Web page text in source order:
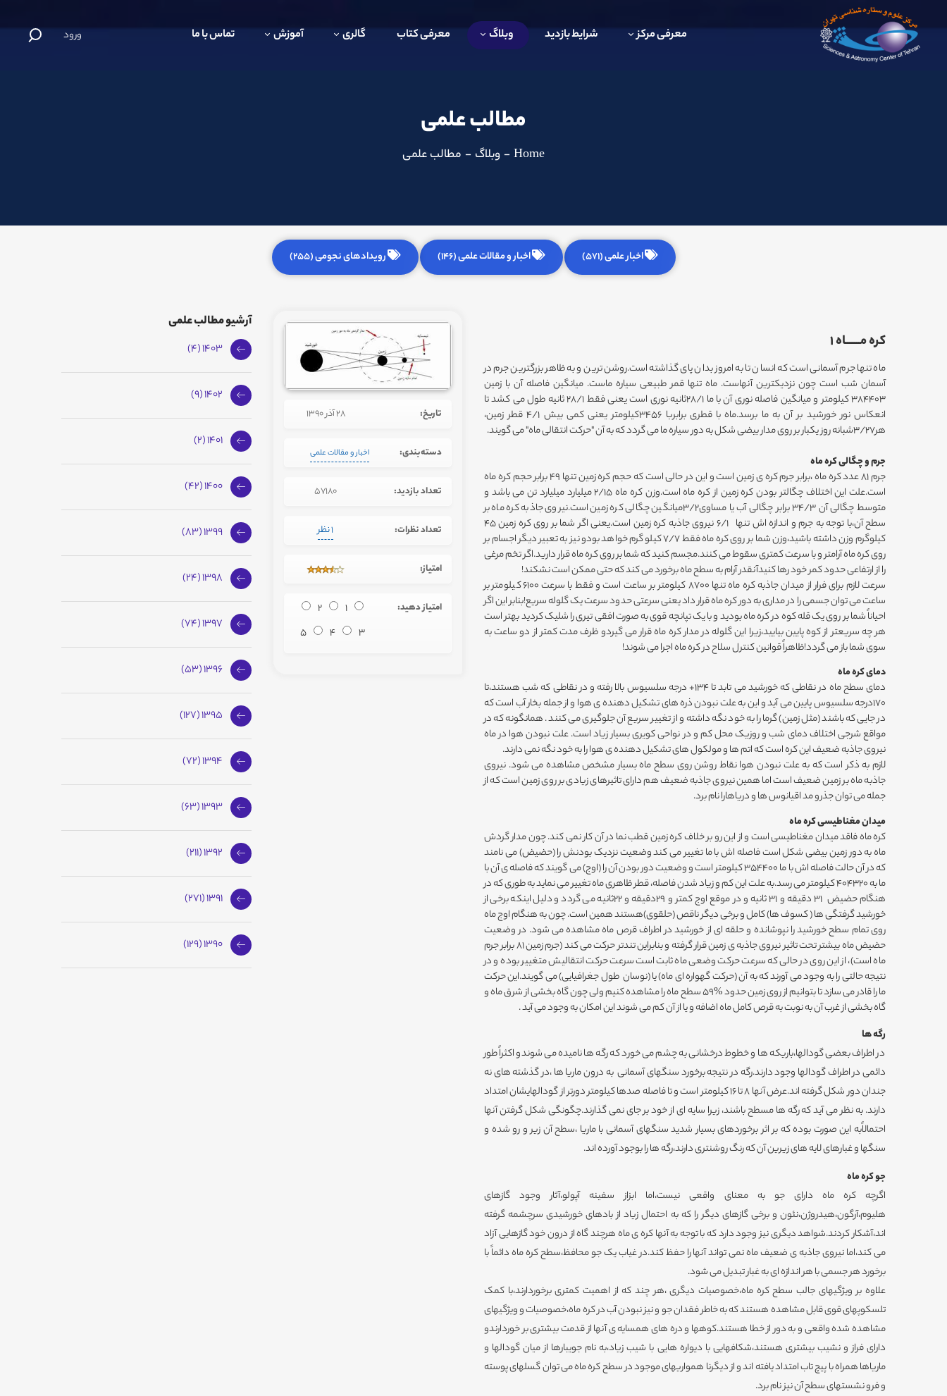
معرفی مرکز شرایط بازدید وبلاگ معرفی کتاب گالری آموزش تماس با ما ورود
مطالب علمی
Home
- وبلاگ - مطالب علمی
اخبار علمی (571) اخبار و مقالات علمی (146) رویدادهای نجومی (255)
کره مـــــــاه 1
ماه تنها جرم آسمانی است که انسان تا به امروز بدان پای گذاشته است.روشن ترین و به ظاهر بزرگترین جرم در
آسمان شب است چون نزدیکترین آنهاست. ماه تنها قمر طبیعی سیاره ماست. میانگین فاصله آن با زمین
384403 کیلومتر و میانگین فاصله نوری آن با ما 28/1ثانیه نوری است یعنی فقط 28/1 ثانیه طول می کشد تا
انعکاس نور خورشید بر آن به ما برسد.ماه با قطری برابربا 3456کیلومتر یعنی کمی بیش 4/1 قطر زمین،
هر3/27شبانه روز یکبار بر روی مدار بیضی شکل به دور سیاره ما می گردد که به آن "حرکت انتقالی ماه" می گویند.
جرم و چگالی کره ماه
جرم 81 عدد کره ماه ،برابر جرم کره ی زمین است و این در حالی است که حجم کره زمین تنها 49 برابر حجم کره ماه
است.علت این اختلاف چگالتر بودن کره زمین از کره ماه است.وزن کره ماه 2/15 میلیارد میلیارد تن می باشد و
متوسط چگالی آن 34/3 برابر چگالی آب یا مساوی3/2میانگین چگالی کره زمین است.نیروی جاذبه کره ماه بر
سطح آن،با توجه به جرم و اندازه اش تنها 6/1 نیروی جاذبه کره زمین است.یعنی اگر شما بر روی کره زمین 45
کیلوگرم وزن داشته باشید،وزن شما بر روی کره ماه فقط 7/7 کیلو گرم خواهد بودو نیز به تعبیر دیگر اجسام بر
روی کره ماه آرامتر و با سرعت کمتری سقوط می کنند.مجسم کنید که شما بر روی کره ماه قرار دارید.اگر تخم مرغی
را از ارتفاعی حدود کمر خود رها کنیدآنقدر آرام به سطح ماه برخورد می کند که حتی ممکن است نشکند!
سرعت لازم برای فرار از میدان جاذبه کره ماه تنها 8700 کیلومتر بر ساعت است و فقط با سرعت 6100 کیلومتر بر
ساعت می توان جسمی را در مداری به دور کره ماه قرار داد یعنی سرعتی حدود سرعت یک گلوله سریع!بنابر این اگر
احیاناً شما بر روی یک قله کوه در کره ماه بودید و با یک تپانچه قوی به صورت افقی تیری را شلیک کردید بهتر است
هر چه سریعتر از کوه پایین بیایید،زیرا این گلوله در مدار کره ماه قرار می گیردو ظرف مدت کمتر از دو ساعت به
سوی شما باز می گردد!ظاهراً قوانین کنترل سلاح در کره ماه اجرا می شوند!
دمای کره ماه
دمای سطح ماه در نقاطی که خورشید می تابد تا 134+ درجه سلسیوس بالا رفته و در نقاطی که شب هستند،تا
170درجه سلسیوس پایین می آید و این به علت نبودن ذره های تشکیل دهنده ی هوا و از جمله بخار آب است که
در جایی که باشند (مثل زمین) گرما را به خود نگه داشته و از تغییر سریع آن جلوگیری می کنند . همانگونه که در
مواقع شرجی اختلاف دمای شب و روزیک محل کم و در نواحی کویری بسیار زیاد است. علت نبودن هوا در ماه
نیروی جاذبه ضعیف این کره است که اتم ها و مولکول های تشکیل دهنده ی هوا را به خود نگه نمی دارند.
لازم به ذکر است که به علت نبودن هوا نقاط روشن روی سطح ماه بسیار مشخص مشاهده می شود. نیروی
جاذبه ماه بر زمین ضعیف است اما همین نیروی جاذبه ضعیف هم دارای تاثیرهای زیادی بر روی زمین است که از
جمله می توان جذرو مد اقیانوس ها و دریاهارا نام برد.
میدان مغناطیسی کره ماه
کره ماه فاقد میدان مغناطیسی است و از این رو بر خلاف کره زمین قطب نما در آن کار نمی کند. چون مدار گردش
ماه به دور زمین بیضی شکل است فاصله اش با ما تغییر می کند وضعیت نزدیک بودنش را (حضیض) می نامند
که در آن حالت فاصله اش با ما 354400 کیلومتر است و وضعیت دور بودن آن را (اوج) می گویند که فاصله ی آن با
ما به 404320 کیلومتر می رسد.به علت این کم و زیاد شدن فاصله، قطر ظاهری ماه تغییر می نماید به طوری که در
هنگام حضیض 31 دقیقه و 31 ثانیه و در موقع اوج کمتر و 29دقیقه و 22ثانیه می گردد و دلیل اینکه برخی از
خورشید گرفتگی ها ( کسوف ها) کامل و برخی دیگر ناقص (حلقوی)هستند همین است. چون به هنگام اوج ماه
روی تمام سطح خورشید را نپوشانده و حلقه ای از خورشید در اطراف قرص ماه مشاهده می شود. در وضعیت
حضیض ماه بیشتر تحت تاثیر نیروی جاذبه ی زمین قرار گرفته و بنابراین تندتر حرکت می کند (جرم زمین 81 برابر جرم
ماه است)، از این روی در حالی که سرعت حرکت وضعی ماه ثابت است سرعت حرکت انتقالیش متغییر بوده و در
نتیجه حالتی را به وجود می آورند که به آن (حرکت گهواره ای ماه) یا (نوسان طول جغرافیایی) می گویند.این حرکت
ما را قادر می سازد تا بتوانیم از روی زمین حدود %59 سطح ماه را مشاهده کنیم ولی چون گاه بخشی از شرق ماه و
گاه بخشی از غرب آن به نوبت به قرص کامل ماه اضافه و یا از آن کم می شوند این امکان به وجود می آید .
رگه ها
در اطراف بعضی گودالها،باریکه ها و خطوط درخشانی به چشم می خورد که رگه ها نامیده می شوندو اکثراً طور
دائمی در اطراف گودالها وجود دارند.رگه در نتیجه برخورد سنگهای آسمانی به درون ماریا ها ،در گذشته های نه
جندان دور شکل گرفته اند.عرض آنها 8 تا 16 کیلومتر است و تا فاصله صدها کیلومتر دورتر از گودالهایشان امتداد
دارند. به نظر می آید که رگه ها مسطح باشند، زیرا سایه ای از خود بر جای نمی گذارند.چگونگی شکل گرفتن آنها
احتمالاًبه این صورت بوده که بر اثر برخوردهای بسیار شدید سنگهای آسمانی با ماریا ،سطح آن زیر و رو شده و
سنگها و غبارهای لایه های زیرین آن که رنگ روشنتری دارند،رگه ها را بوجود آورده اند.
جو کره ماه
اگرچه کره ماه دارای جو به معنای واقعی نیست،اما ابزاز سفینه آپولو،آثار وجود گازهای
هلیوم،آرگون،هیدروژن،نئون و برخی گازهای دیگر را که به احتمال زیاد از بادهای خورشیدی سرچشمه گرفته
اند،آشکار کردند.شواهد دیگری نیز وجود دارد که با توجه به آنها کره ی ماه هرچند گاه از درون خود گازهایی آزاد
می کند،اما نیروی جاذبه ی ضعیف ماه نمی تواند آنها را حفظ کند.در غیاب یک جو محافظ،سطح کره ماه دائماً با
برخورد هر جسمی با هر اندازه ای به غبار تبدیل می شود.
علاوه بر ویژگیهای جالب سطح کره ماه،خصوصیات دیگری ،هر چند که از اهمیت کمتری برخوردارند،با کمک
تلسکوپهای قوی قابل مشاهده هستند که به خاطر فقدان جو و نیز نبودن آب در کره ماه،خصوصیات و ویژگیهای
مشاهده شده واقعی و به دور از خطا هستند.کوهها و دره های همسایه ی آنها از قدمت بیشتری بر خوردارندو
دارای فراز و نشیب بیشتری هستند،شکافهایی با دیواره هایی با شیب زیاد،به نام جویبارها از میان گودالها و
ماریاها همراه با پیچ تاب امتداد یافته اند و از دیگرنا همواریهای موجود در سطح کره ماه می توان گسلهای پوسته
و فرو نشستهای سطح آن نیز نام برد.
تاریخ: 28 آذر 1390
دسته‌بندی: اخبار و مقالات علمی
تعداد بازدید: 57180
تعداد نظرات: 1 نظر
امتیاز:
امتیاز دهید: 1
2
3
4
5
آرشیو مطالب علمی
1403 (4)
1402 (9)
1401 (2)
1400 (42)
1399 (83)
1398 (24)
1397 (74)
1396 (53)
1395 (127)
1394 (72)
1393 (63)
1392 (211)
1391 (271)
1390 (129)